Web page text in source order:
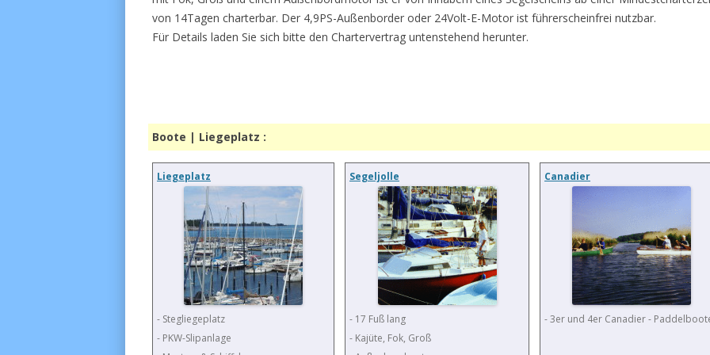
von 14Tagen charterbar. Der 4,9PS-Außenborder oder 24Volt-E-Motor ist führerscheinfrei nutzbar.
Für Details laden Sie sich bitte den Chartervertrag untenstehend herunter.
Boote | Liegeplatz :
Liegeplatz
- Stegliegeplatz
- PKW-Slipanlage
Segeljolle
- 17 Fuß lang
- Kajüte, Fok, Groß
Canadier
- 3er und 4er Canadier -